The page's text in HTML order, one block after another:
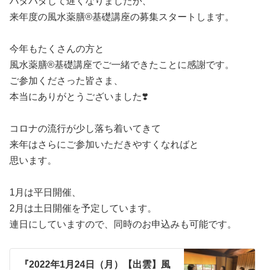
来年度の風水薬膳®︎基礎講座の募集スタートします。
今年もたくさんの方と
風水薬膳®︎基礎講座でご一緒できたことに感謝です。
ご参加くださった皆さま、
本当にありがとうございました❣️
コロナの流行が少し落ち着いてきて
来年はさらにご参加いただきやすくなればと
思います。
1月は平日開催、
2月は土日開催を予定しています。
連日にしていますので、同時のお申込みも可能です。
『2022年1月24日（月）【出雲】風